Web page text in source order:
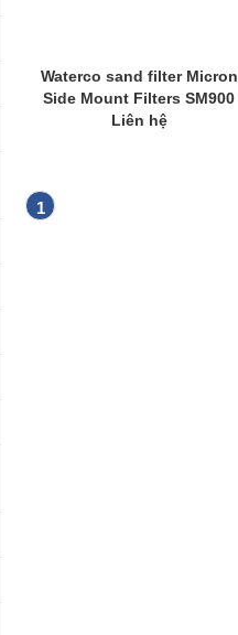
Waterco sand filter Micron
Side Mount Filters SM900
Liên hệ
1